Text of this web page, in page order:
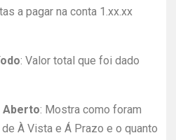
a pagar na conta 1.xx.xx
: Valor total que foi dado
Aberto: Mostra como foram
À Vista e Á Prazo e o quanto